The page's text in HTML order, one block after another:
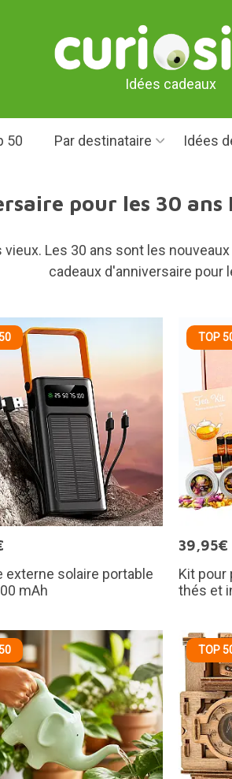
Idées cadeaux
50 Par destinataire Idées
pour les 30 ans
Les 30 ans sont les
cadeaux d'anniversaire pour
externe solaire portable
mAh
TOP
39,95€
Kit pour
thés et
TOP